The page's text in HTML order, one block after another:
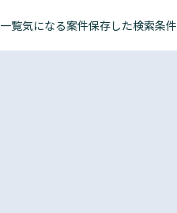
覧気になる案件保存した検索条件